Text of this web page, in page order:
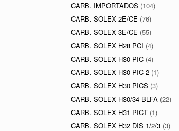
CARB. IMPORTADOS (104)
CARB. SOLEX 2E/CE (76)
CARB. SOLEX 3E/CE (55)
CARB. SOLEX H28 PCI (4)
CARB. SOLEX H30 PIC (4)
CARB. SOLEX H30 PIC-2 (1)
CARB. SOLEX H30 PICS (3)
CARB. SOLEX H30/34 BLFA (22)
CARB. SOLEX H31 PICT (1)
CARB. SOLEX H32 DIS 1/2/3 (3)